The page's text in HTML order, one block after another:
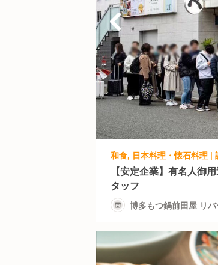
【安定企業】有名人御
タッフ
博多もつ鍋前田屋 リ